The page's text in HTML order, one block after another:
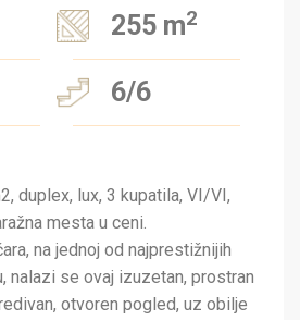
255 m2
6/6
duplex, lux, 3 kupatila, VI/VI,
mesta u ceni.
na jednoj od najprestižnijih
nalazi se ovaj izuzetan, prostran
otvoren pogled, uz obilje